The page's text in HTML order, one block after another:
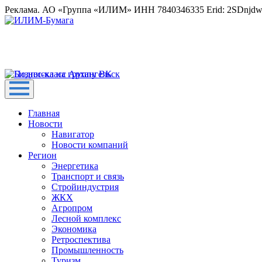
Реклама. АО «Группа «ИЛИМ» ИНН 7840346335 Erid:
Главная
Новости
Навигатор
Новости компаний
Регион
Энергетика
Транспорт и связь
Стройиндустрия
ЖКХ
Агропром
Лесной комплекс
Экономика
Ретроспектива
Промышленность